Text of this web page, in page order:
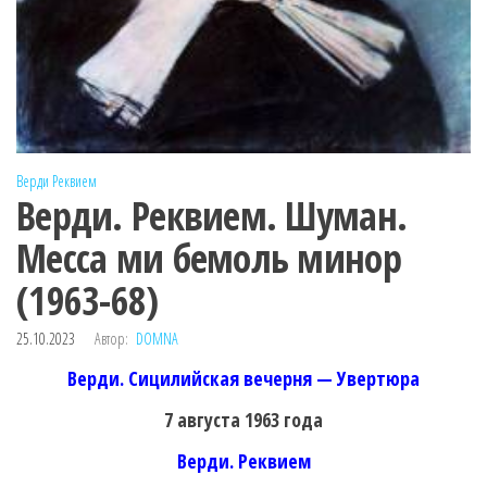
Верди Реквием
Верди. Реквием. Шуман.
Месса ми бемоль минор
(1963-68)
25.10.2023 Автор: DOMNA
Верди. Сицилийская вечерня — Увертюра
7 августа 1963 года
Верди. Реквием